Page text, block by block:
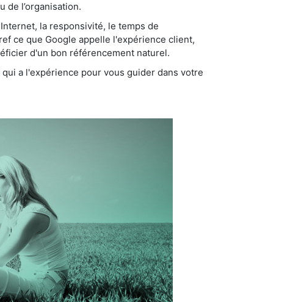
de l’organisation.
la responsivité, le temps de
ce que Google appelle l'expérience client,
d'un bon référencement naturel.
a l'expérience pour vous guider dans votre